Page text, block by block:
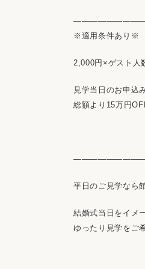
※適用条件あり※
2,000円×ゲスト人
見学当日のお申込
総額より15万円
平日のご見学なら
結婚式当日をイメ
ゆったり見学をご